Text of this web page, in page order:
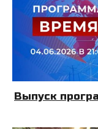
Выпуск